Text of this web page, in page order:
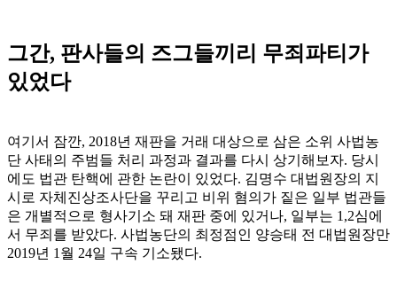
그간, 판사들의 즈그들끼리 무죄파티가
있었다
여기서 잠깐, 2018년 재판을 거래 대상으로 삼은 소위 사법농
단 사태의 주범들 처리 과정과 결과를 다시 상기해보자. 당시
에도 법관 탄핵에 관한 논란이 있었다. 김명수 대법원장의 지
시로 자체진상조사단을 꾸리고 비위 혐의가 짙은 일부 법관들
은 개별적으로 형사기소 돼 재판 중에 있거나, 일부는 1,2심에
서 무죄를 받았다. 사법농단의 최정점인 양승태 전 대법원장만
2019년 1월 24일 구속 기소됐다.